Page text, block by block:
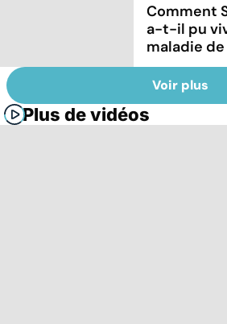
Comment
a-t-il pu
maladie
Voir plus
Plus de vidéos